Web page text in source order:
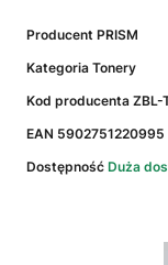
Producent PRISM
Kategoria Tonery
Kod producenta ZBL-
EAN 5902751220995
Dostępność Duża